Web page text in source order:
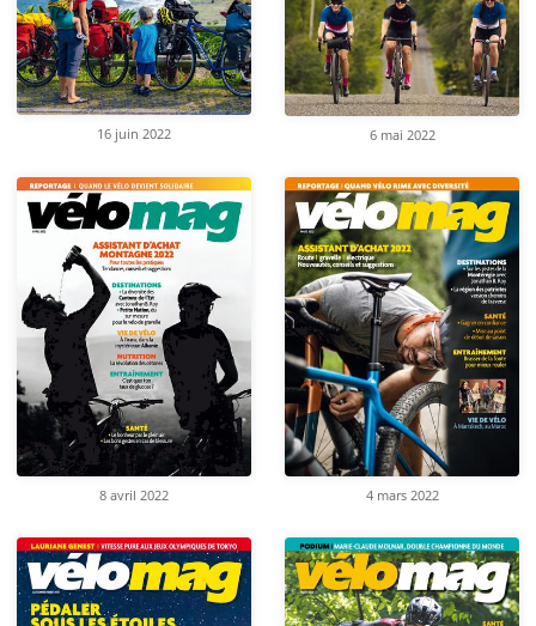
16 juin 2022 6 mai 2022
8 avril 2022 4 mars 2022